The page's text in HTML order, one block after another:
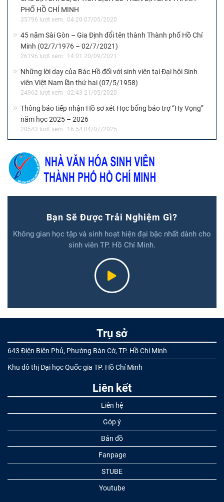
PHỐ HỒ CHÍ MINH
35796 lượt xem 04:20 07/05/2020
45 năm Sài Gòn – Gia Định đổi tên thành Thành phố Hồ Chí
Minh (02/7/1976 – 02/7/2021)
26196 lượt xem 14:01 20/09/2021
Những lời dạy của Bác Hồ đối với sinh viên tại Đại hội Sinh
viên Việt Nam lần thứ hai (07/5/1958)
24962 lượt xem 02:43 21/05/2020
Thông báo tiếp nhận Hồ sơ xét Học bổng bảo trợ “Hy Vọng”
năm học 2025 – 2026
20543 lượt xem 16:54 04/07/2025
Bạn Sẽ Được Trải Nghiệm Gì?
Không gian học tập và sinh hoạt hiện đại bậc nhất dành cho
sinh viên TP. Hồ Chí Minh.
Trụ sở
643 Điện Biên Phủ, Phường Bàn Cờ, TP. Hồ Chí Minh
Khu đô thị Đại học Quốc gia TP. Hồ Chí Minh
Liên kết
Liên hệ
Góp ý
Bản đồ
Fanpage
STUBE
Youtube